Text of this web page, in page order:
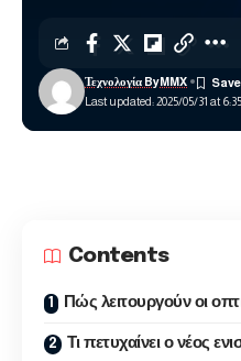
Last updated: 2025/05/31 at
Τεχνολογία ByMMX
Contents
Πώς λειτουργούν οι
Τι πετυχαίνει ο νέος